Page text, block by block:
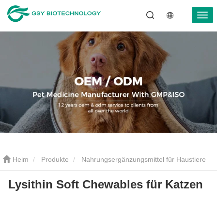
Heim Produkte Nahrungsergänzungsmittel für Haustiere
Lysithin Soft Chewables für Katzen
Lysithin Soft Chewables für Katzen